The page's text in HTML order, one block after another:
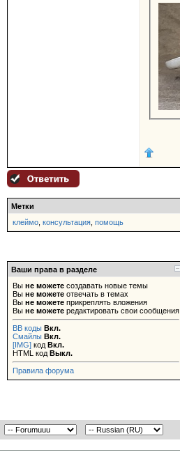
Метки
клеймо консультация помощь
Ваши права в разделе
Вы не можете создавать новые темы
Вы не можете отвечать в темах
Вы не можете прикреплять вложения
Вы не можете редактировать свои сообщения
BB коды Вкл.
Смайлы Вкл.
[IMG] код Вкл.
HTML код Выкл.
Правила форума